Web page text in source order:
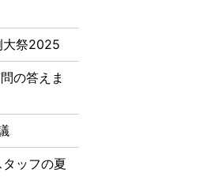
祭2025
の答えま
ッフの夏